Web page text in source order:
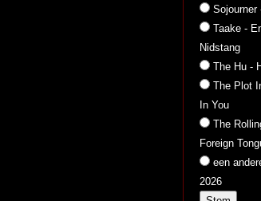
Sojourner
Taake -
Nidstang
The Hu -
The Plot
In You
The
Foreign
een
2026